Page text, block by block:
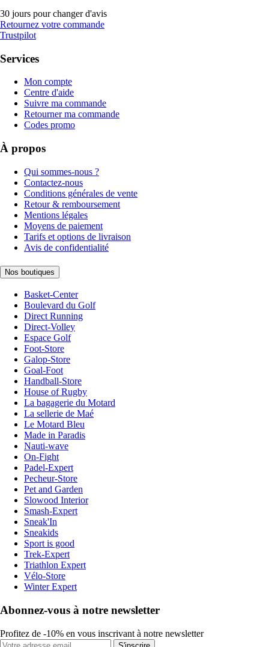
30 jours pour changer d'avis
Retournez votre commande
Trustpilot
Services
Mon compte
Centre d'aide
Suivre ma commande
Retourner ma commande
Codes promo
À propos
Qui sommes-nous ?
Contactez-nous
Conditions générales de vente
Retour & remboursement
Mentions légales
Moyens de paiement
Tarifs et options de livraison
Avis de confidentialité
Nos boutiques
Basket-Center
Boulevard du Golf
Direct Running
Direct-Volley
Espace Golf
Foot-Store
Galop-Store
Goal-Foot
Handball-Store
House of Rugby
La bagagerie du Motard
La sellerie de Maé
Le Motard Bleu
Made in Paradis
Nauti-wave
On-Fight
Padel-Expert
Pecheur-Store
Pet and Garden
Slowood Interior
Smash-Expert
Sneak'In
Sneakids
Sport is good
Trek-Expert
Triathlon Expert
Vélo-Store
Winter Expert
Abonnez-vous à notre newsletter
Profitez de -10% en vous inscrivant à notre newsletter